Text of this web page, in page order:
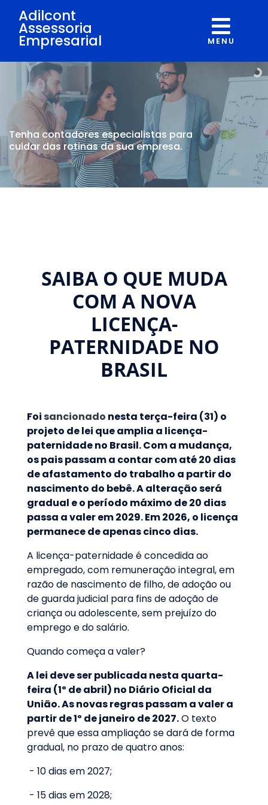
Adilcont
Assessoria
Empresarial MENU
Tenha contadoresespecialistas para
cuidar das rotinas da sua empresa.
SAIBA O QUE MUDA
COM A NOVA
LICENÇA-
PATERNIDADE NO
BRASIL
Foi sancionado nesta terça-feira (31) o
projeto de lei que amplia a licença-
paternidade no Brasil. Com a mudança,
os pais passam a contar com até 20 dias
de afastamento do trabalho a partir do
nascimento do bebê. A alteração será
gradual e o período máximo de 20 dias
passa a valer em 2029. Em 2026, o licença
permanece de apenas cinco dias.
A licença-paternidade é concedida ao
empregado, com remuneração integral, em
razão de nascimento de filho, de adoção ou
de guarda judicial para fins de adoção de
criança ou adolescente, sem prejuízo do
emprego e do salário.
Quando começa a valer?
A lei deve ser publicada nesta quarta-
feira (1º de abril) no Diário Oficial da
União. As novas regras passam a valer a
partir de 1º de janeiro de 2027.O texto
prevê que essa ampliação se dará de forma
gradual, no prazo de quatro anos:
- 10 dias em 2027;
- 15 dias em 2028;